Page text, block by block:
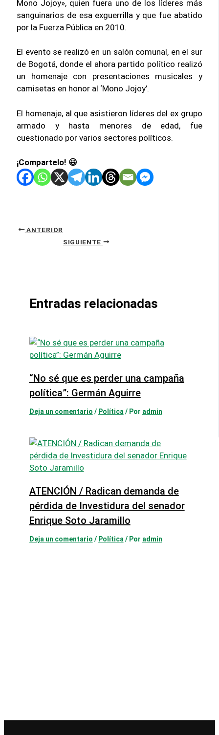
Mono Jojoy», quien fuera uno de los líderes más
sanguinarios de esa exguerrilla y que fue abatido
por la Fuerza Pública en 2010.
El evento se realizó en un salón comunal, en el sur
de Bogotá, donde el ahora partido político realizó
un homenaje con presentaciones musicales y
camisetas en honor al ‘Mono Jojoy’.
El homenaje, al que asistieron líderes del ex grupo
armado y hasta menores de edad, fue
cuestionado por varios sectores políticos.
¡Compartelo! 😃
ANTERIOR
SIGUIENTE
Entradas relacionadas
“No sé que es perder una campaña
política”: Germán Aguirre
Deja un comentario / Política / Por admin
ATENCIÓN / Radican demanda de
pérdida de Investidura del senador
Enrique Soto Jaramillo
Deja un comentario / Política / Por admin